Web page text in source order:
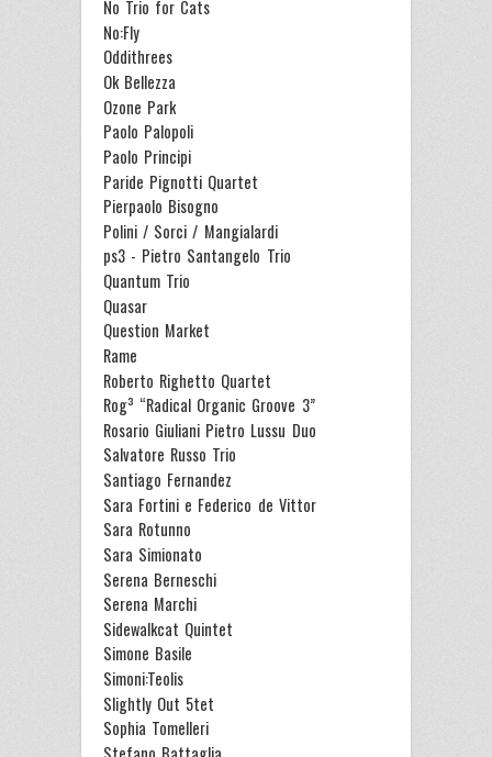
No Trio for Cats
No:Fly
Oddithrees
Ok Bellezza
Ozone Park
Paolo Palopoli
Paolo Principi
Paride Pignotti Quartet
Pierpaolo Bisogno
Polini / Sorci / Mangialardi
ps3 - Pietro Santangelo Trio
Quantum Trio
Quasar
Question Market
Rame
Roberto Righetto Quartet
Rog³ “Radical Organic Groove 3”
Rosario Giuliani Pietro Lussu Duo
Salvatore Russo Trio
Santiago Fernandez
Sara Fortini e Federico de Vittor
Sara Rotunno
Sara Simionato
Serena Berneschi
Serena Marchi
Sidewalkcat Quintet
Simone Basile
Simoni:Teolis
Slightly Out 5tet
Sophia Tomelleri